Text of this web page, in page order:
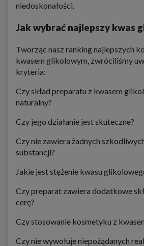
niedoskonałości.
Jak wybrać najlepszy kwas
Tworząc nasz ranking najlepszych
kwasem glikolowym, zwróciliśmy
kryteria:
Czy skład preparatu z kwasem
naturalny?
Czy jego działanie jest skuteczne?
Czy nie zawiera żadnych
substancji?
Jakie jest stężenie kwasu
Czy preparat zawiera dodatkowe
cerę?
Czy stosowanie kosmetyku z
Czy nie wywołuje niepożądanych